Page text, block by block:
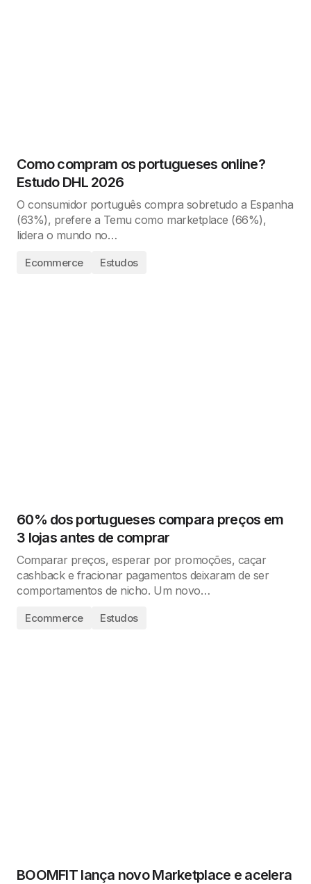
Como compram os portugueses online?
Estudo DHL 2026
O consumidor português compra sobretudo a Espanha
(63%), prefere a Temu como marketplace (66%),
lidera o mundo no…
Ecommerce Estudos
60% dos portugueses compara preços em
3 lojas antes de comprar
Comparar preços, esperar por promoções, caçar
cashback e fracionar pagamentos deixaram de ser
comportamentos de nicho. Um novo…
Ecommerce Estudos
BOOMFIT lança novo Marketplace e acelera